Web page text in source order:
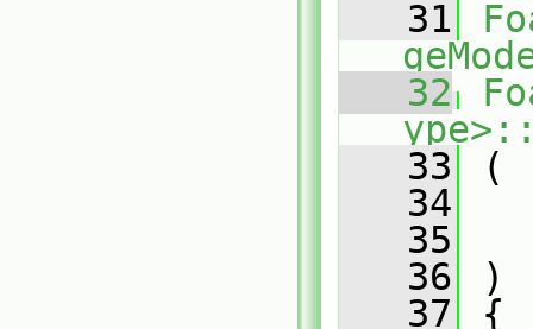
   31
   32
   33
(
   34
   35
   36
)
   37
{